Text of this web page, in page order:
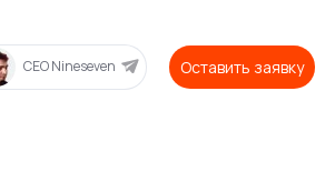
CEO Nineseven Оставить заявку